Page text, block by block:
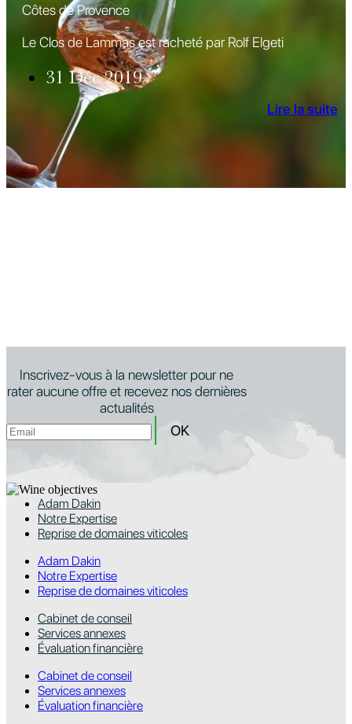
Côtes de Provence
Le Clos de Lammas est racheté par Rolf Elgeti
31 Déc 2019
Lire la suite
Inscrivez-vous à la newsletter pour ne
rater aucune offre et recevez nos dernières
actualités
Adam Dakin
Notre Expertise
Reprise de domaines viticoles
Adam Dakin
Notre Expertise
Reprise de domaines viticoles
Cabinet de conseil
Services annexes
Évaluation financière
Cabinet de conseil
Services annexes
Évaluation financière